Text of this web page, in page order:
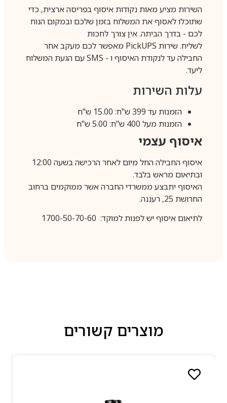
השירות מציע מאות נקודות איסוף בפריסה ארצית, כדי
שתוכלו לאסוף את המשלוח בזמן שלכם ובמקום הנוח
לכם - בדרך הביתה. אין צורך לחכות
לשליח. שירות PickUPSמאפשר לכם מעקב אחר
החבילה עד לנקודת האיסוף ו - SMSעם הגעת המשלוח
ליעד.
עלות השירות
הזמנות עד 399 ש"ח: 15.00 ש"ח
הזמנות מעל 400 ש"ח: 5.00 ש"ח
איסוף עצמי
איסוף החבילה החל מיום לאחר הרכישה בשעה 12:00
ובתיאום מראש בלבד.
האיסוף יתבצע ממשרדי החברה אשר ממוקמים ברחוב
החרושת 25, רעננה.
לתיאום איסוף יש לפנות למוקד: 1700-50-70-60
מוצרים קשורים